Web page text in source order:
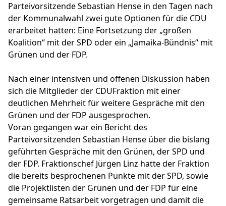
Parteivorsitzende Sebastian Hense in den Tagen nach
der Kommunalwahl zwei gute Optionen für die CDU
erarbeitet hatten: Eine Fortsetzung der „großen
Koalition“ mit der SPD oder ein „Jamaika-Bündnis“ mit
Grünen und der FDP.
Nach einer intensiven und offenen Diskussion haben
sich die Mitglieder der CDUFraktion mit einer
deutlichen Mehrheit für weitere Gespräche mit den
Grünen und der FDP ausgesprochen.
Voran gegangen war ein Bericht des
Parteivorsitzenden Sebastian Hense über die bislang
geführten Gespräche mit den Grünen, der SPD und
der FDP. Fraktionschef Jürgen Linz hatte der Fraktion
die bereits besprochenen Punkte mit der SPD, sowie
die Projektlisten der Grünen und der FDP für eine
gemeinsame Ratsarbeit vorgetragen und damit die